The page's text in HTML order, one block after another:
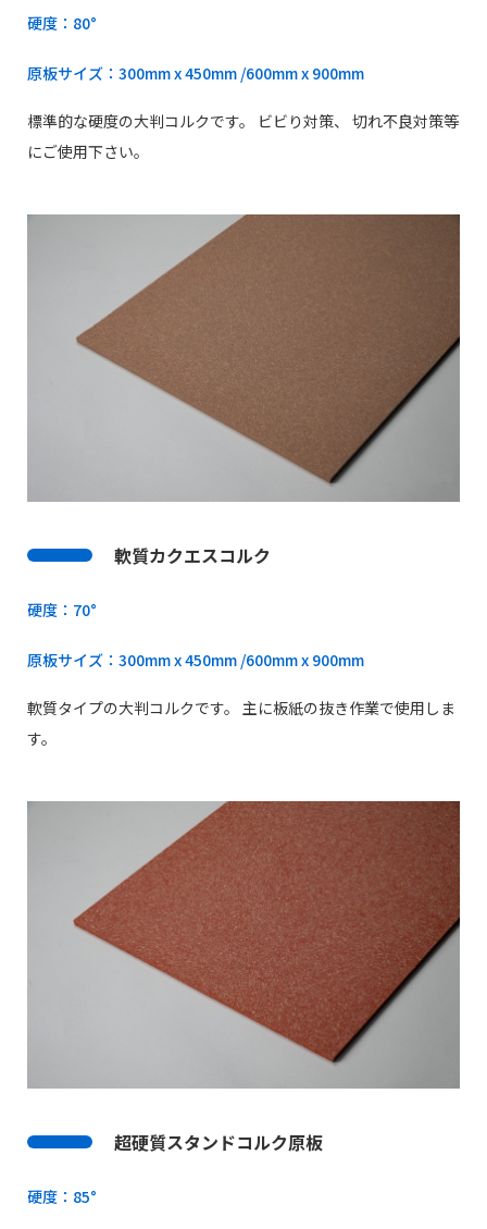
硬度：80°
原板サイズ：300mm x 450mm /600mm x 900mm
標準的な硬度の大判コルクです。 ビビり対策、 切れ不良対策等
にご使用下さい。
軟質カクエスコルク
硬度：70°
原板サイズ：300mm x 450mm /600mm x 900mm
軟質タイプの大判コルクです。 主に板紙の抜き作業で使用しま
す。
超硬質スタンドコルク原板
硬度：85°